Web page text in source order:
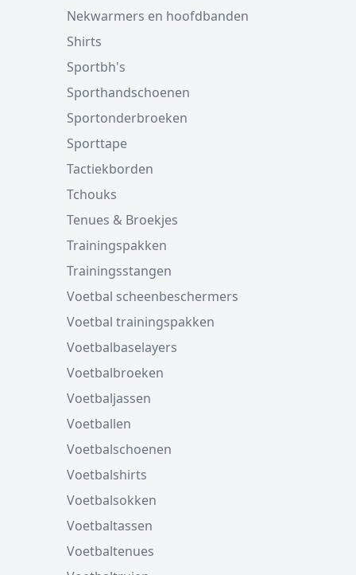
Nekwarmers en hoofdbanden
Shirts
Sportbh's
Sporthandschoenen
Sportonderbroeken
Sporttape
Tactiekborden
Tchouks
Tenues & Broekjes
Trainingspakken
Trainingsstangen
Voetbal scheenbeschermers
Voetbal trainingspakken
Voetbalbaselayers
Voetbalbroeken
Voetbaljassen
Voetballen
Voetbalschoenen
Voetbalshirts
Voetbalsokken
Voetbaltassen
Voetbaltenues